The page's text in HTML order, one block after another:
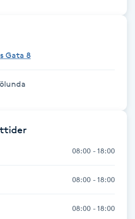
Gata 8
08:00 - 18:00
08:00 - 18:00
08:00 - 18:00